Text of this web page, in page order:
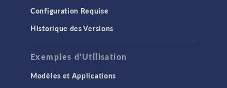
Configuration Requise
Historique des Versions
Exemples d'Utilisation
Modèles et Applications